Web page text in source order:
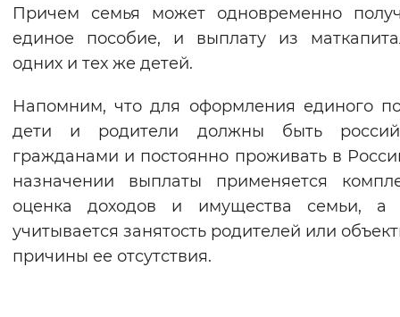
Причем семья может одновременно
единое пособие, и выплату из
одних и тех же детей.
Напомним, что для оформления единого
дети и родители должны быть
гражданами и постоянно проживать в
назначении выплаты применяется
оценка доходов и имущества семьи, а
учитывается занятость родителей или
причины ее отсутствия.